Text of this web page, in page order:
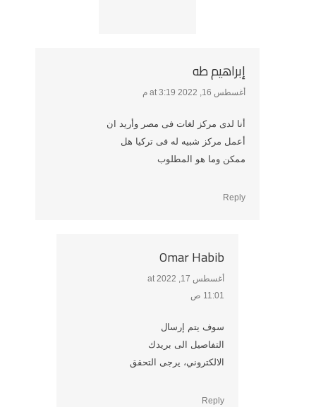
إبراهيم طه
says:
أغسطس 16, 2022 at 3:19 م
أنا لدى مركز لغات فى مصر وأريد ان
أعمل مركز شبيه له فى تركيا هل
ممكن وما هو المطلوب
Reply
Omar Habib
says:
أغسطس 17, 2022 at
11:01 ص
سوف يتم إرسال
التفاصيل الى بريدك
الالكتروني، يرجى التحقق
Reply